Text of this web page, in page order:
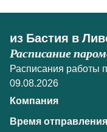
из Бастия в
Расписание
Расписания работы
09.08.2026